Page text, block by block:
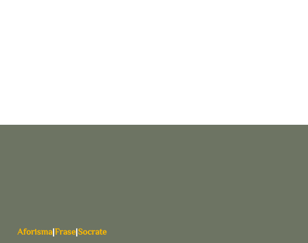
Aforisma|Frase|Socrate